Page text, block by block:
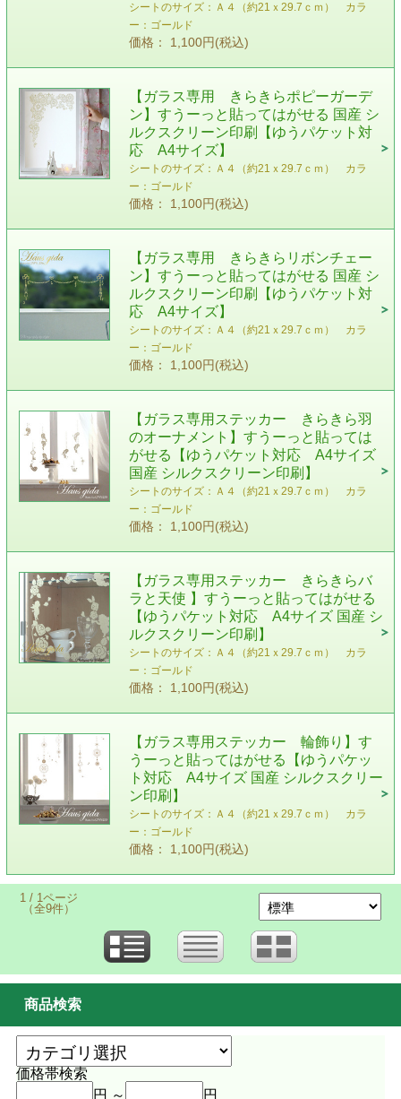
シートのサイズ：Ａ４（約21ｘ29.7ｃｍ） カラ
ー：ゴールド
価格： 1,100円(税込)
【ガラス専用 きらきらポピーガーデ
ン】すうーっと貼ってはがせる 国産 シ
ルクスクリーン印刷【ゆうパケット対
応 A4サイズ】
シートのサイズ：Ａ４（約21ｘ29.7ｃｍ） カラ
ー：ゴールド
価格： 1,100円(税込)
【ガラス専用 きらきらリボンチェー
ン】すうーっと貼ってはがせる 国産 シ
ルクスクリーン印刷【ゆうパケット対
応 A4サイズ】
シートのサイズ：Ａ４（約21ｘ29.7ｃｍ） カラ
ー：ゴールド
価格： 1,100円(税込)
【ガラス専用ステッカー きらきら羽
のオーナメント】すうーっと貼っては
がせる【ゆうパケット対応 A4サイズ
国産 シルクスクリーン印刷】
シートのサイズ：Ａ４（約21ｘ29.7ｃｍ） カラ
ー：ゴールド
価格： 1,100円(税込)
【ガラス専用ステッカー きらきらバ
ラと天使 】すうーっと貼ってはがせる
【ゆうパケット対応 A4サイズ 国産 シ
ルクスクリーン印刷】
シートのサイズ：Ａ４（約21ｘ29.7ｃｍ） カラ
ー：ゴールド
価格： 1,100円(税込)
【ガラス専用ステッカー 輪飾り】す
うーっと貼ってはがせる【ゆうパケッ
ト対応 A4サイズ 国産 シルクスクリー
ン印刷】
シートのサイズ：Ａ４（約21ｘ29.7ｃｍ） カラ
ー：ゴールド
価格： 1,100円(税込)
1 / 1ページ
（全9件）
商品検索
価格帯検索
円 ～
円